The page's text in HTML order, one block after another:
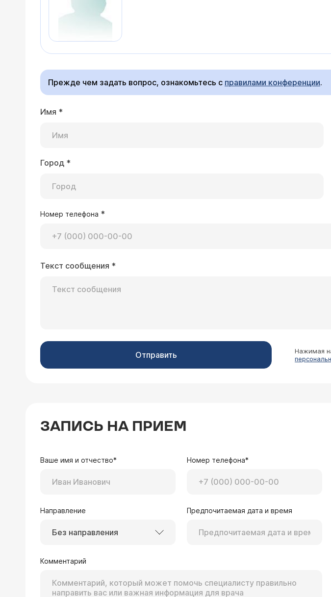
Прежде чем задать вопрос, ознакомьтесь с правилами конференции.
Имя *
Город *
Номер телефона *
Текст сообщения *
Отправить Нажимая
ЗАПИСЬ НА ПРИЕМ
Ваше имя и отчество* Номер телефона*
Направление
Без направления
Предпочитаемая дата и время
Комментарий